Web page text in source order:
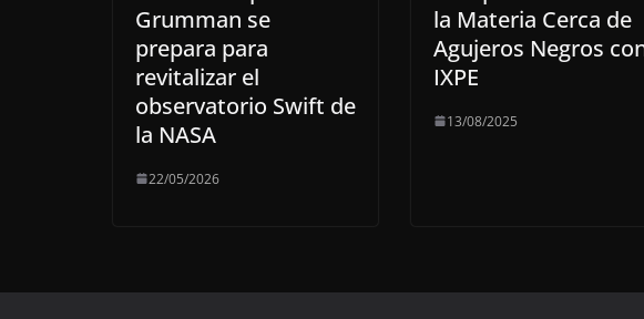
Grumman se
prepara para
revitalizar el
observatorio Swift de
la NASA
22/05/2026
la Materia Cerca de
Agujeros Negros
IXPE
13/08/2025